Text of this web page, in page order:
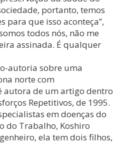
portanto, temos
para que isso aconteça”,
todos nós, não me
assinada. É qualquer
autoria sobre uma
norte com
autora de um artigo dentro
Repetitivos, de 1995.
em doenças do
do Trabalho, Koshiro
ela tem dois filhos,